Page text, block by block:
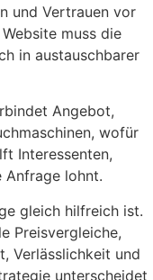
und Vertrauen vor
muss die
in austauschbarer
Angebot,
wofür
Interessenten,
Anfrage lohnt.
gleich hilfreich ist.
Preisvergleiche,
Verlässlichkeit und
unterscheidet